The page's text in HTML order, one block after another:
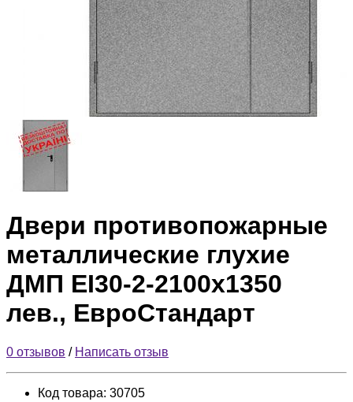
Двери противопожарные
металлические глухие
ДМП ЕІ30-2-2100х1350
лев., ЕвроСтандарт
0 отзывов / Написать отзыв
Код товара: 30705